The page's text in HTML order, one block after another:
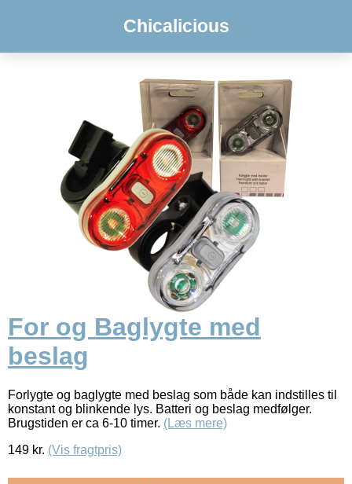
Chicalicious
For og Baglygte med
beslag
Forlygte og baglygte med beslag som både kan indstilles til
konstant og blinkende lys. Batteri og beslag medfølger.
Brugstiden er ca 6-10 timer. (Læs mere)
149 kr. (Vis fragtpris)